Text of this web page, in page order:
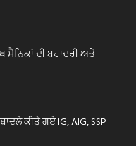
ਸੈਨਿਕਾਂ ਦੀ ਬਹਾਦਰੀ ਅਤੇ
ਕੀਤੇ ਗਏ IG, AIG, SSP